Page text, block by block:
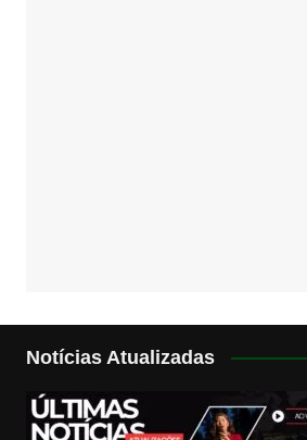
Notícias Atualizadas